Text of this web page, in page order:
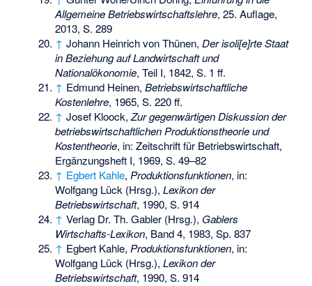
Allgemeine Betriebswirtschaftslehre, 25. Auflage,
2013, S. 289
↑ Johann Heinrich von Thünen,Der isoli[e]rte Staat
in Beziehung auf Landwirtschaft und
Nationalökonomie, Teil I, 1842, S. 1 ff.
↑ Edmund Heinen,Betriebswirtschaftliche
Kostenlehre, 1965, S. 220 ff.
↑ Josef Kloock,Zur gegenwärtigen Diskussion der
betriebswirtschaftlichen Produktionstheorie und
Kostentheorie, in: Zeitschrift für Betriebswirtschaft,
Ergänzungsheft I, 1969, S. 49–82
↑ Egbert Kahle,Produktionsfunktionen, in:
Wolfgang Lück (Hrsg.),Lexikon der
Betriebswirtschaft, 1990, S. 914
↑ Verlag Dr. Th. Gabler (Hrsg.), Gablers
Wirtschafts-Lexikon, Band 4, 1983, Sp. 837
↑ Egbert Kahle,Produktionsfunktionen, in:
Wolfgang Lück (Hrsg.),Lexikon der
Betriebswirtschaft, 1990, S. 914